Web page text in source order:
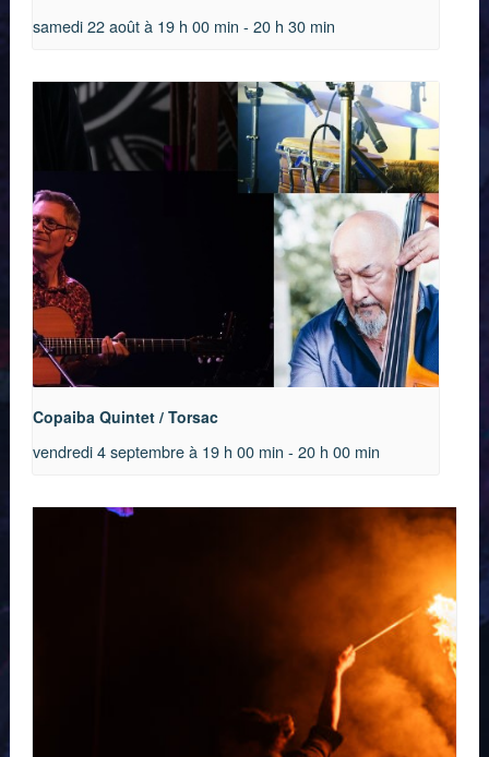
samedi 22 août à 19 h 00 min - 20 h 30 min
Copaiba Quintet / Torsac
vendredi 4 septembre à 19 h 00 min - 20 h 00 min